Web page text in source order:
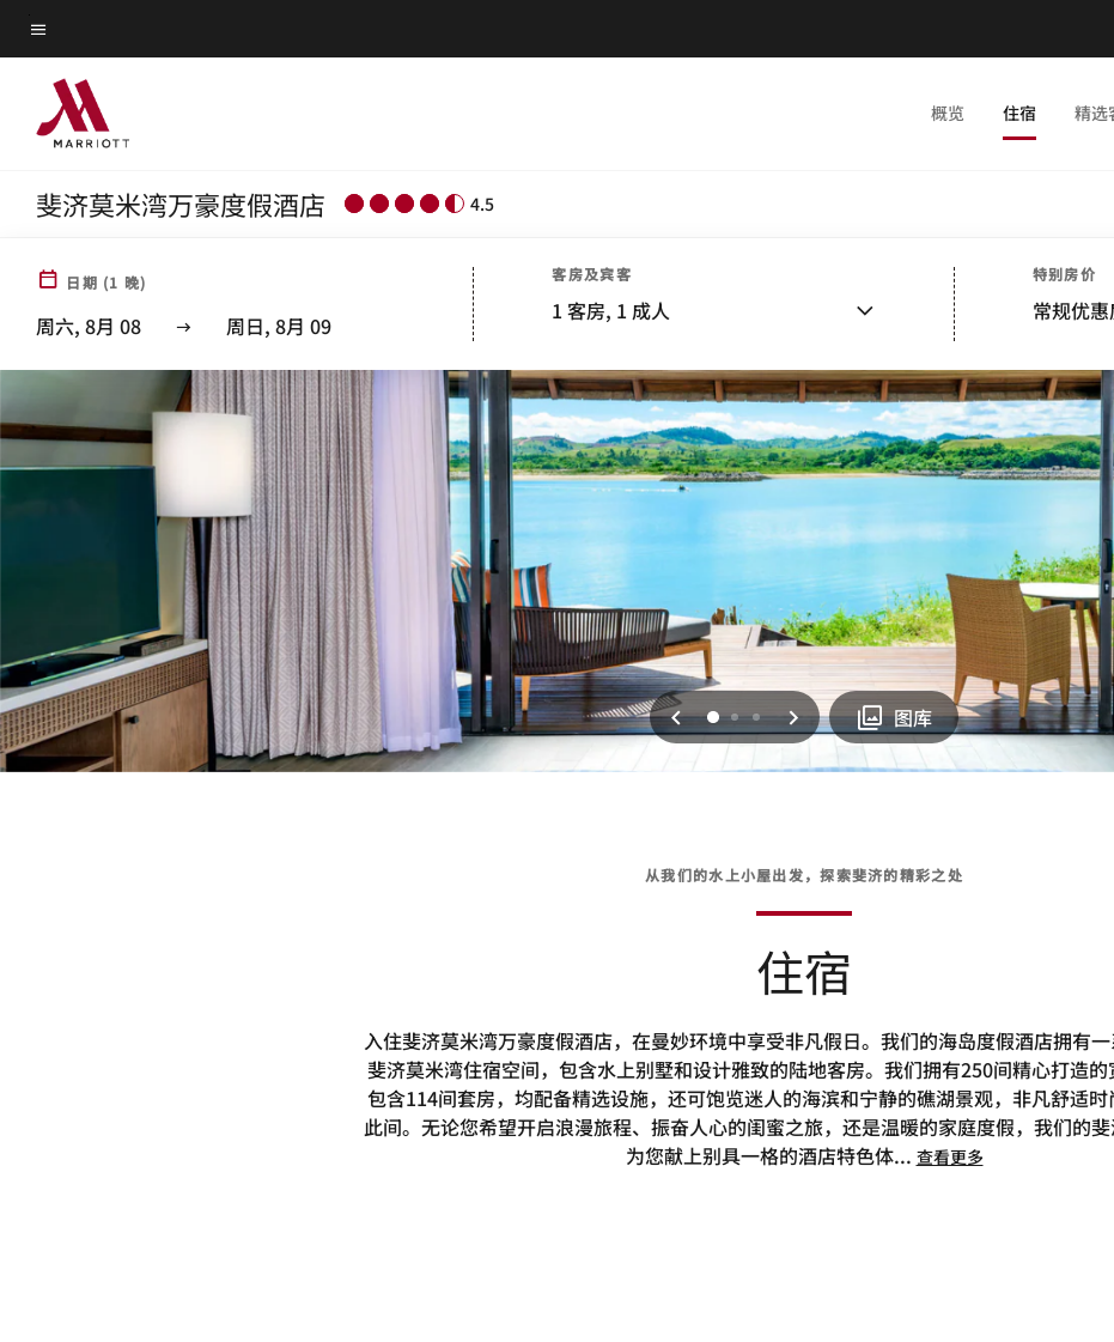
Skip
to
main
content
菜单文本
概览 住宿 精选
斐济莫米湾万豪度假酒店 4.5
日期 (1 晚)
周六, 8月 08 周日, 8月 09
客房及宾客
1 客房, 1 成人
特别房价
常规优
上一页
012 下一页 图库
从我们的水上小屋出发，探索斐济的精彩之处
住宿
入住斐济莫米湾万豪度假酒店，在曼妙环境中享受非凡假日。我们的海岛度假酒店拥有
斐济莫米湾住宿空间，包含水上别墅和设计雅致的陆地客房。我们拥有250间精心打造
包含114间套房，均配备精选设施，还可饱览迷人的海滨和宁静的礁湖景观，非凡舒适
此间。无论您希望开启浪漫旅程、振奋人心的闺蜜之旅，还是温暖的家庭度假，我们的
为您献上别具一格的酒店特色体... 查看更多